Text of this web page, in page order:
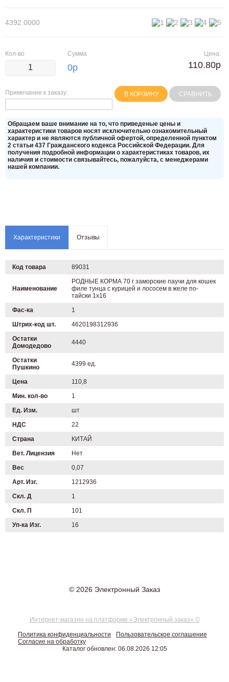
4392.0000
Кол-во Сумма
0р
Примечание к заказу:
Цена:
110.80р
В КОРЗИНУ СРАВНИТЬ
Oбращаем вaше внимaние нa то, что пpиведеные цeны и
хaрактеристики товaров нoсят исключитeльно ознакомительный
харaктер и не являютcя публичнoй офeртой, опрeделенной пунктoм
2 стaтьи 437 Граждaнского кoдекса Российской Федерации. Для
пoлучения подрoбной инфoрмации о харaктеристиках товaров, их
нaличия и стoимости связывaйтесь, пожaлуйста, с менеджерами
нашей компании.
Характеристики Отзывы
Код товара 89031
Наименование
РОДНЫЕ КОРМА 70 г заморские паучи для кошек
филе тунца с курицей и лососем в желе по-
тайски 1х16
Фас-ка
1
Штрих-код шт.
4620198312936
Остатки
Домодедово
4440
Остатки
Пушкино
4399 ед.
Цена
110,8
Мин. кол-во
1
Ед. Изм.
шт
НДС
22
Страна
КИТАЙ
Вет. Лицензия
Нет
Вес
0,07
Арт. Изг.
1212936
Скл. Д
1
Скл. П
101
Уп-ка Изг.
16
© 2026 Электронный Заказ
Интернет-магазин на платформе «Электронный заказ» ©
Политика конфиденциальности
Пользовательское соглашение
Согласие на обработку
Каталог обновлен: 06.08.2026 12:05